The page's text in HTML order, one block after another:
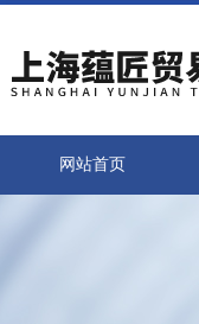
网站首页